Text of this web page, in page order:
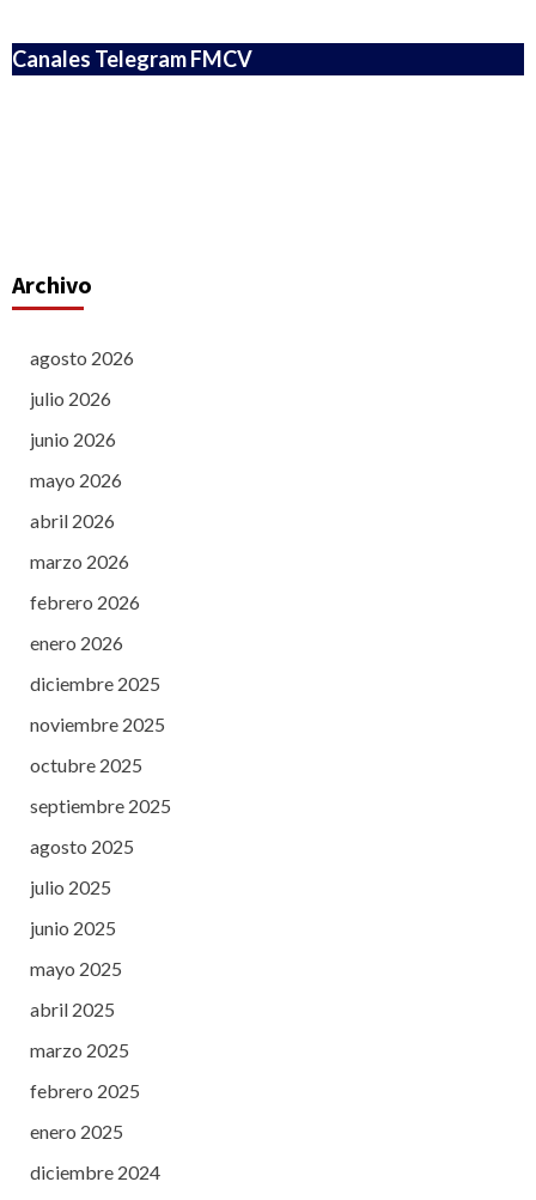
Canales Telegram FMCV
Archivo
agosto 2026
julio 2026
junio 2026
mayo 2026
abril 2026
marzo 2026
febrero 2026
enero 2026
diciembre 2025
noviembre 2025
octubre 2025
septiembre 2025
agosto 2025
julio 2025
junio 2025
mayo 2025
abril 2025
marzo 2025
febrero 2025
enero 2025
diciembre 2024